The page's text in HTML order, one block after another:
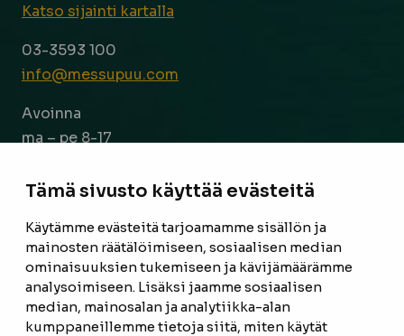
Tämä sivusto käyttää evästeitä
Käytämme evästeitä tarjoamamme sisällön ja
mainosten räätälöimiseen, sosiaalisen median
ominaisuuksien tukemiseen ja kävijämäärämme
analysoimiseen. Lisäksi jaamme sosiaalisen
median, mainosalan ja analytiikka-alan
kumppaneillemme tietoja siitä, miten käytät
Katso sijainti kartalla
03-3593 100
info@messupuu.com
Avoinna
ma – pe 8-17
ETUSIVU
TUOTTEET